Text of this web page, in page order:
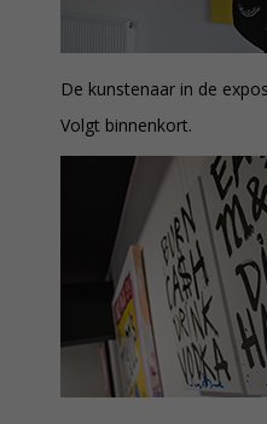
De kunstenaar in de
Volgt binnenkort.